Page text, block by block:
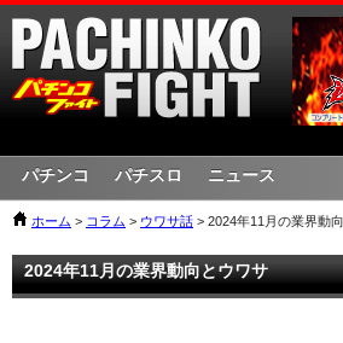
パチンコ パチスロ ニュース
ホーム > コラム > ウワサ話 > 2024年11月の業界動
2024年11月の業界動向とウワサ